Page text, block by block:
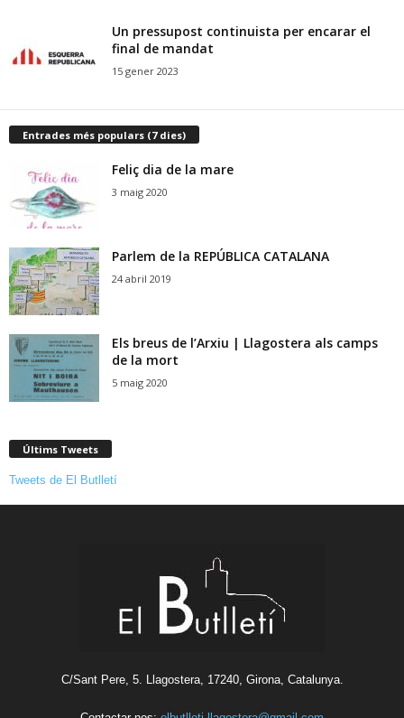
Un pressupost continuista per encarar el
final de mandat
15 gener 2023
Entrades més populars (7 dies)
Feliç dia de la mare
3 maig 2020
Parlem de la REPÚBLICA CATALANA
24 abril 2019
Els breus de l’Arxiu | Llagostera als camps
de la mort
5 maig 2020
Últims Tweets
Tweets de El Butlletí
C/Sant Pere, 5. Llagostera, 17240, Girona, Catalunya.